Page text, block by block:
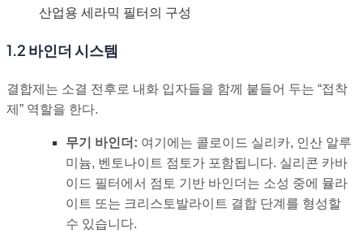
산업용 세라믹 필터의 구성
1.2 바인더 시스템
결합제는 소결 전후로 내화 입자들을 함께 붙들어 두는 “접착
제” 역할을 한다.
무기 바인더: 여기에는 콜로이드 실리카, 인산 알루
미늄, 벤토나이트 점토가 포함됩니다. 실리콘 카바
이드 필터에서 점토 기반 바인더는 소성 중에 뮬라
이트 또는 크리스토발라이트 결합 단계를 형성할
수 있습니다.